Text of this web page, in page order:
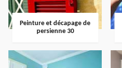
Peinture et décapage de
persienne 30